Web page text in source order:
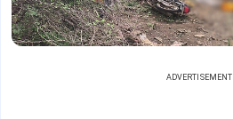
ADVERTISEMENT